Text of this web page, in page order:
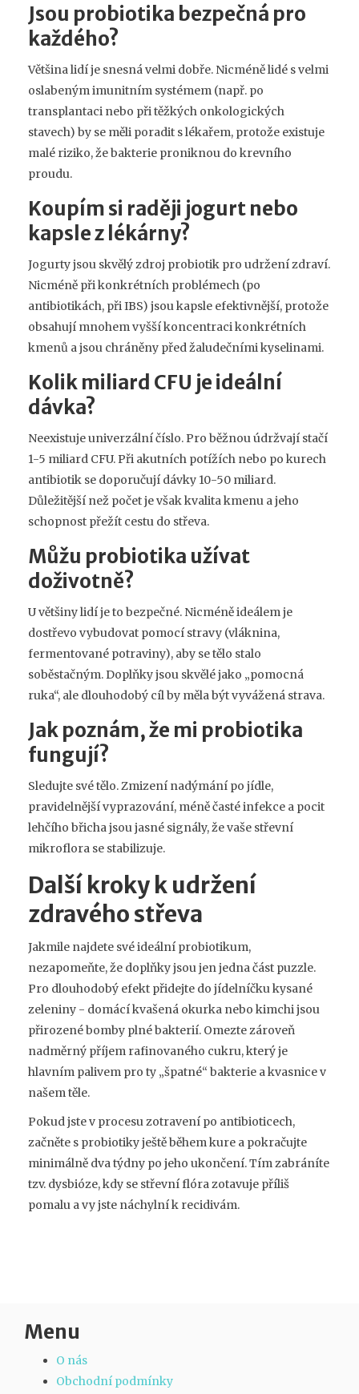
Jsou probiotika bezpečná pro
každého?
Většina lidí je snesná velmi dobře. Nicméně lidé s velmi
oslabeným imunitním systémem (např. po
transplantaci nebo při těžkých onkologických
stavech) by se měli poradit s lékařem, protože existuje
malé riziko, že bakterie proniknou do krevního
proudu.
Koupím si raději jogurt nebo
kapsle z lékárny?
Jogurty jsou skvělý zdroj probiotik pro udržení zdraví.
Nicméně při konkrétních problémech (po
antibiotikách, při IBS) jsou kapsle efektivnější, protože
obsahují mnohem vyšší koncentraci konkrétních
kmenů a jsou chráněny před žaludečními kyselinami.
Kolik miliard CFU je ideální
dávka?
Neexistuje univerzální číslo. Pro běžnou údržvají stačí
1-5 miliard CFU. Při akutních potížích nebo po kurech
antibiotik se doporučují dávky 10-50 miliard.
Důležitější než počet je však kvalita kmenu a jeho
schopnost přežít cestu do střeva.
Můžu probiotika užívat
doživotně?
U většiny lidí je to bezpečné. Nicméně ideálem je
dostřevo vybudovat pomocí stravy (vláknina,
fermentované potraviny), aby se tělo stalo
soběstačným. Doplňky jsou skvělé jako „pomocná
ruka“, ale dlouhodobý cíl by měla být vyvážená strava.
Jak poznám, že mi probiotika
fungují?
Sledujte své tělo. Zmizení nadýmání po jídle,
pravidelnější vyprazování, méně časté infekce a pocit
lehčího břicha jsou jasné signály, že vaše střevní
mikroflora se stabilizuje.
Další kroky k udržení
zdravého střeva
Jakmile najdete své ideální probiotikum,
nezapomeňte, že doplňky jsou jen jedna část puzzle.
Pro dlouhodobý efekt přidejte do jídelníčku kysané
zeleniny - domácí kvašená okurka nebo kimchi jsou
přirozené bomby plné bakterií. Omezte zároveň
nadměrný příjem rafinovaného cukru, který je
hlavním palivem pro ty „špatné“ bakterie a kvasnice v
našem těle.
Pokud jste v procesu zotravení po antibioticech,
začněte s probiotiky ještě během kure a pokračujte
minimálně dva týdny po jeho ukončení. Tím zabráníte
tzv. dysbióze, kdy se střevní flóra zotavuje příliš
pomalu a vy jste náchylní k recidivám.
Menu
O nás
Obchodní podmínky